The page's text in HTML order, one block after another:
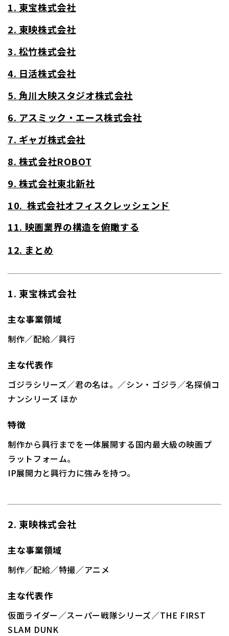
1. 東宝株式会社
2. 東映株式会社
3. 松竹株式会社
4. 日活株式会社
5. 角川大映スタジオ株式会社
6. アスミック・エース株式会社
7. ギャガ株式会社
8. 株式会社ROBOT
9. 株式会社東北新社
10. 株式会社オフィスクレッシェンド
11. 映画業界の構造を俯瞰する
12. まとめ
1. 東宝株式会社
主な事業領域
制作／配給／興行
主な代表作
ゴジラシリーズ／君の名は。／シン・ゴジラ／名探偵コ
ナンシリーズ ほか
特徴
制作から興行までを一体展開する国内最大級の映画プ
ラットフォーム。
IP展開力と興行力に強みを持つ。
2. 東映株式会社
主な事業領域
制作／配給／特撮／アニメ
主な代表作
仮面ライダー／スーパー戦隊シリーズ／THE FIRST
SLAM DUNK